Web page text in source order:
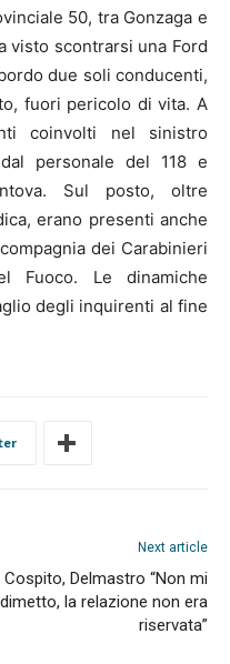
50, tra Gonzaga e
visto scontrarsi una Ford
due soli conducenti,
fuori pericolo di vita. A
coinvolti nel sinistro
personale del 118 e
Sul posto, oltre
erano presenti anche
dei Carabinieri
Le dinamiche
degli inquirenti al fine
Next article
Cospito, Delmastro “Non mi
dimetto, la relazione non era
riservata”